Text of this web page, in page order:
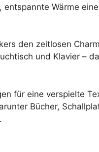
Wärme
den zeitlosen
und Klavier –
für eine verspielte
Bücher,